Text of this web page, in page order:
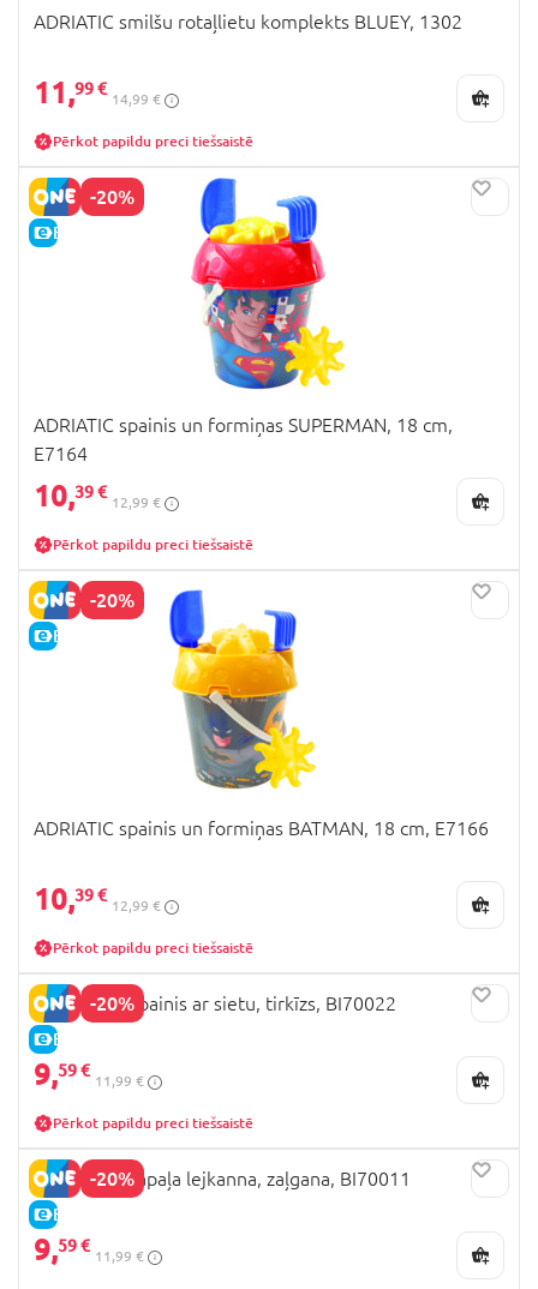
ADRIATIC smilšu rotaļlietu komplekts BLUEY, 1302
11,99 €
14,99 €
Pērkot papildu preci tiešsaistē
-20%
E-CENA
ADRIATIC spainis un formiņas SUPERMAN, 18 cm,
E7164
10,39 €
12,99 €
Pērkot papildu preci tiešsaistē
-20%
E-CENA
ADRIATIC spainis un formiņas BATMAN, 18 cm, E7166
10,39 €
12,99 €
Pērkot papildu preci tiešsaistē
-20%
E-CENA
BIBIO PoBi spainis ar sietu, tirkīzs, BI70022
9,59 €
11,99 €
Pērkot papildu preci tiešsaistē
-20%
E-CENA
BIBIO GloBi apaļa lejkanna, zaļgana, BI70011
9,59 €
11,99 €